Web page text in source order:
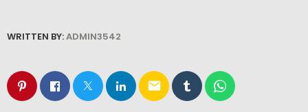
WRITTEN BY:ADMIN3542
email